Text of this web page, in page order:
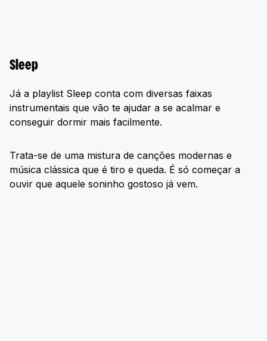
Sleep
Já a playlist Sleep conta com diversas faixas
instrumentais que vão te ajudar a se acalmar e
conseguir dormir mais facilmente.
Trata-se de uma mistura de canções modernas e
música clássica que é tiro e queda. É só começar a
ouvir que aquele soninho gostoso já vem.